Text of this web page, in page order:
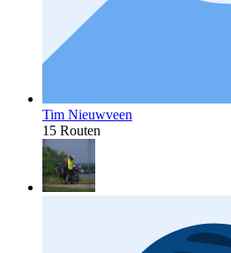
Tim Nieuwveen
15 Routen